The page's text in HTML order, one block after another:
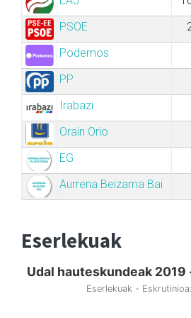
PSOE
Podemos
PP
Irabazi
Orain Orio
EG
Aurrena Beizama Bai
Eserlekuak
Udal hauteskundeak 2019
Eserlekuak -